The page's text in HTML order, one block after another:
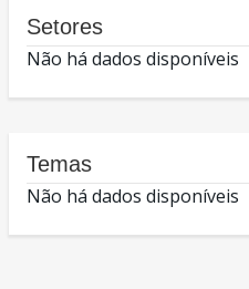
Setores
Não há dados disponíveis
Temas
Não há dados disponíveis